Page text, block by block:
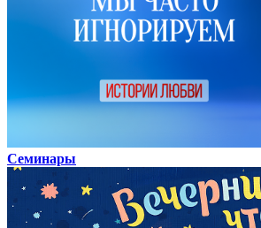
Семинары